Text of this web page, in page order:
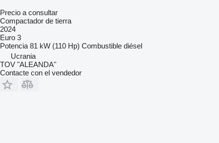
Precio a consultar
Compactador de tierra
2024
Euro 3
Potencia 81 kW (110 Hp) Combustible diésel
Ucrania
TOV "ALEANDA"
Contacte con el vendedor